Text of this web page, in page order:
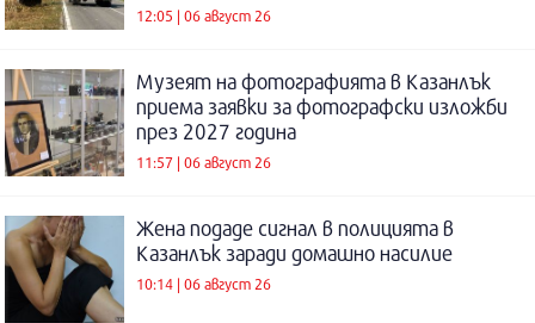
12:05 | 06 август 26
Музеят на фотографията в Казанлък
приема заявки за фотографски изложби
през 2027 година
11:57 | 06 август 26
Жена подаде сигнал в полицията в
Казанлък заради домашно насилие
10:14 | 06 август 26